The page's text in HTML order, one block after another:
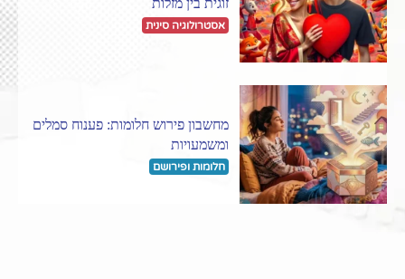
זוגית בין מזלות
אסטרולוגיה סינית
מחשבון פירוש חלומות: פענוח סמלים
ומשמעויות
חלומות ופירושם